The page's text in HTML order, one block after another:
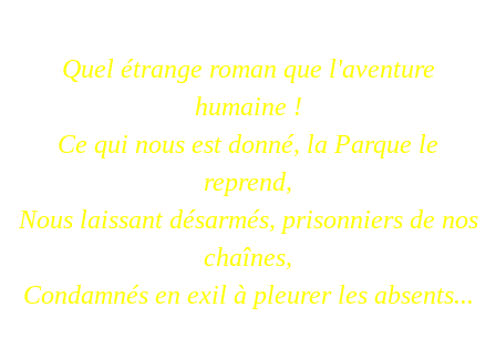
Quel étrange roman que l'aventure
humaine !
Ce qui nous est donné, la Parque le
reprend,
Nous laissant désarmés, prisonniers de nos
chaînes,
Condamnés en exil à pleurer les absents...